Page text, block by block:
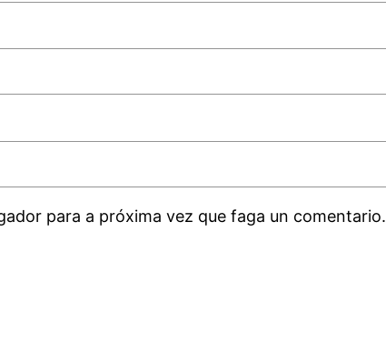
para a próxima vez que faga un comentario.